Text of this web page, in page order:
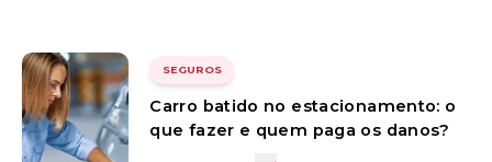
SEGUROS
Carro batido no estacionamento: o
que fazer e quem paga os danos?